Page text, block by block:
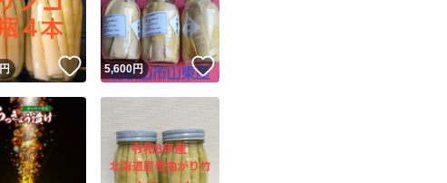
マ実績◯+ このユーザーは他フリマサービスでの取引実績があります
安心発送
は実績に基づく表示であり、発送を保証しているものではありません
ド＆安心発送
このユーザーは高頻度で24時間以内＆設定した発送日数内に発送してい
ます
出品ページへ
キャンセル
円 いいね！
5,600円 いいね！